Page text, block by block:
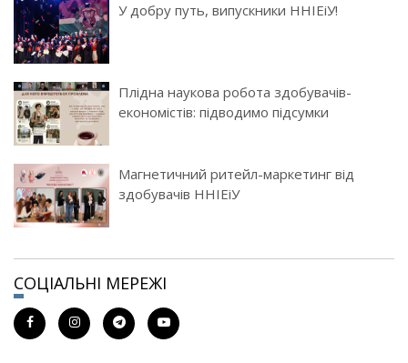
У добру путь, випускники ННІЕіУ!
Плідна наукова робота здобувачів-
економістів: підводимо підсумки
Магнетичний ритейл-маркетинг від
здобувачів ННІЕіУ
СОЦІАЛЬНІ МЕРЕЖІ